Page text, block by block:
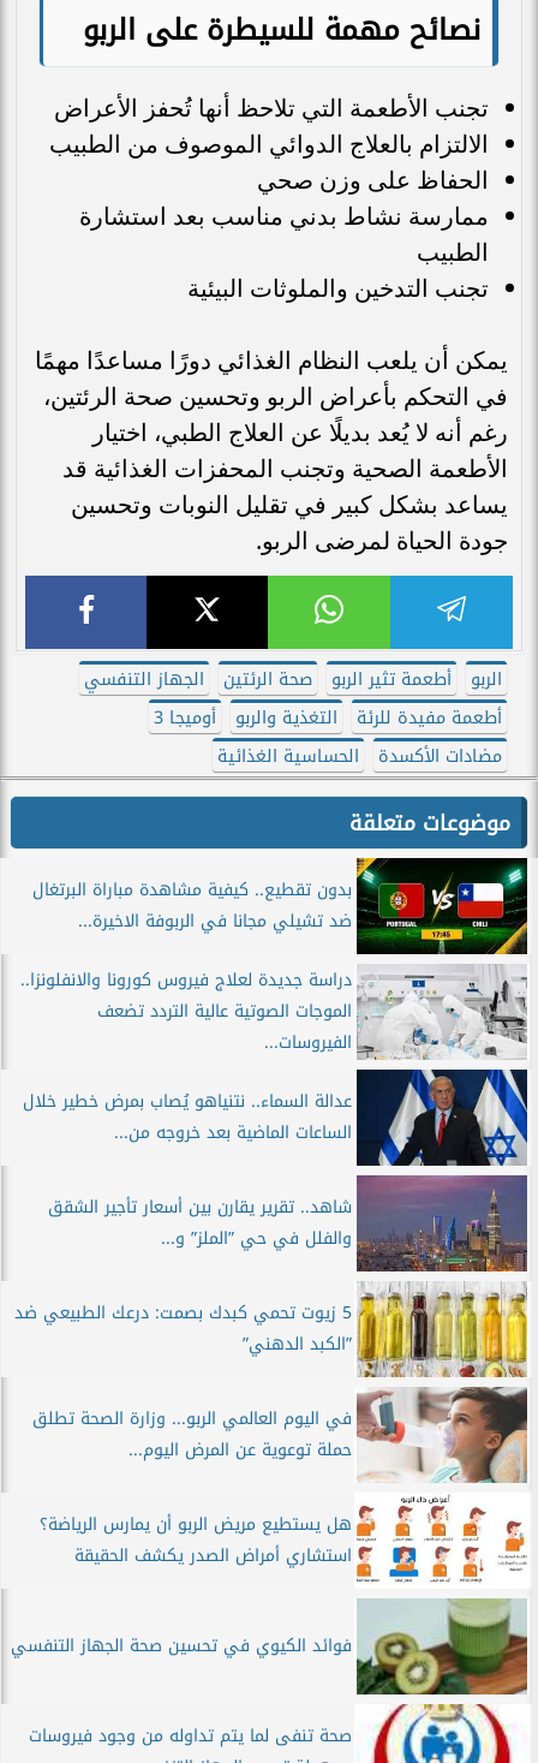
نصائح مهمة للسيطرة على الربو
تجنب الأطعمة التي تلاحظ أنها تُحفز الأعراض
الالتزام بالعلاج الدوائي الموصوف من الطبيب
الحفاظ على وزن صحي
ممارسة نشاط بدني مناسب بعد استشارة
الطبيب
تجنب التدخين والملوثات البيئية
يمكن أن يلعب النظام الغذائي دورًا مساعدًا مهمًا
في التحكم بأعراض الربو وتحسين صحة الرئتين،
رغم أنه لا يُعد بديلًا عن العلاج الطبي، اختيار
الأطعمة الصحية وتجنب المحفزات الغذائية قد
يساعد بشكل كبير في تقليل النوبات وتحسين
جودة الحياة لمرضى الربو.
الربو أطعمة تثير الربو صحة الرئتين
الجهاز التنفسي
أطعمة مفيدة للرئة
التغذية والربو
أوميجا 3
مضادات الأكسدة
الحساسية الغذائية
موضوعات متعلقة
بدون تقطيع.. كيفية مشاهدة مباراة البرتغال
ضد تشيلي مجانا في الربوفة الاخيرة...
دراسة جديدة لعلاج فيروس كورونا والانفلونزا..
الموجات الصوتية عالية التردد تضعف
الفيروسات...
عدالة السماء.. نتنياهو يُصاب بمرض خطير خلال
الساعات الماضية بعد خروجه من...
شاهد.. تقرير يقارن بين أسعار تأجير الشقق
والفلل في حي ”الملز” و...
5 زيوت تحمي كبدك بصمت: درعك الطبيعي ضد
”الكبد الدهني”
في اليوم العالمي الربو... وزارة الصحة تطلق
حملة توعوية عن المرض اليوم...
هل يستطيع مريض الربو أن يمارس الرياضة؟
استشاري أمراض الصدر يكشف الحقيقة
فوائد الكيوي في تحسين صحة الجهاز التنفسي
صحة تنفى لما يتم تداوله من وجود فيروسات